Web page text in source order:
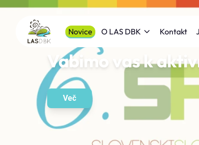
Vabimo vas k
Več
Novice O LAS DBK Kontakt